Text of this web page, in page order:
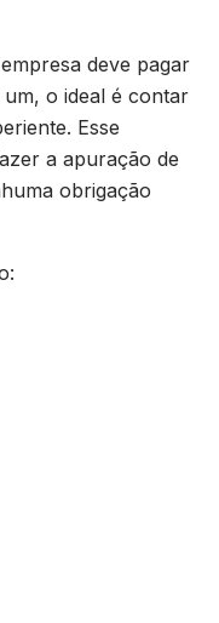
deve pagar
o ideal é contar
Esse
a apuração de
obrigação